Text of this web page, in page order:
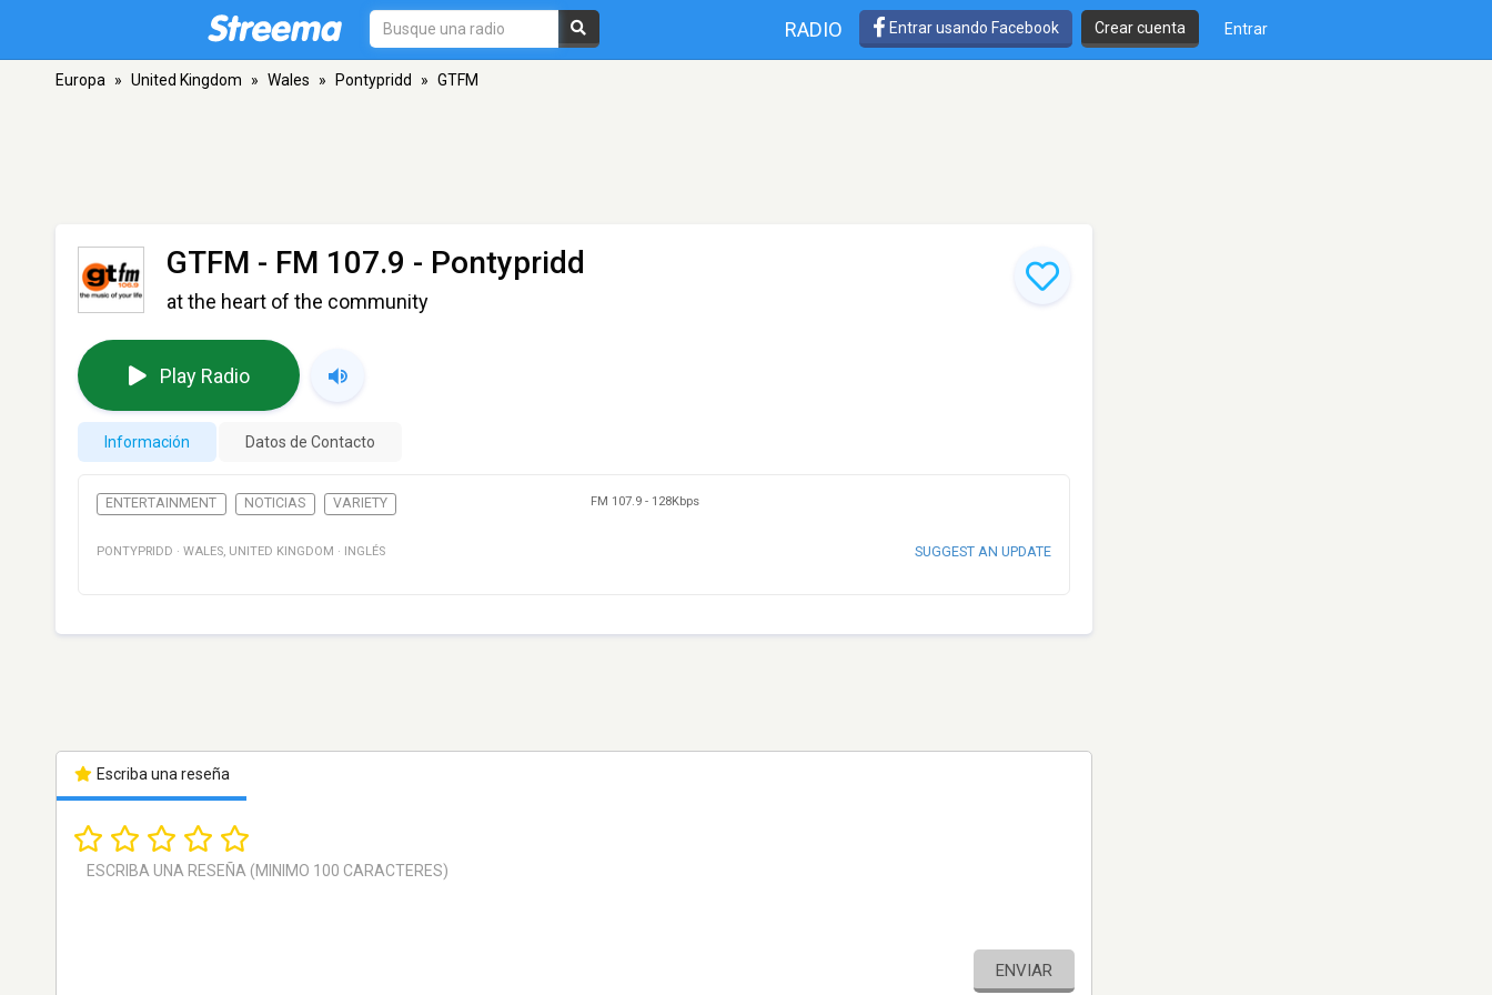
RADIO Entrar usando Facebook Crear cuenta Entrar
Europa » United Kingdom » Wales » Pontypridd » GTFM
GTFM - FM 107.9 - Pontypridd
at the heart of the community
Play Radio
Información Datos de Contacto
ENTERTAINMENT NOTICIAS VARIETY FM 107.9 - 128Kbps
PONTYPRIDD · WALES, UNITED KINGDOM · INGLÉS SUGGEST AN UPDATE
Escriba una reseña
ENVIAR